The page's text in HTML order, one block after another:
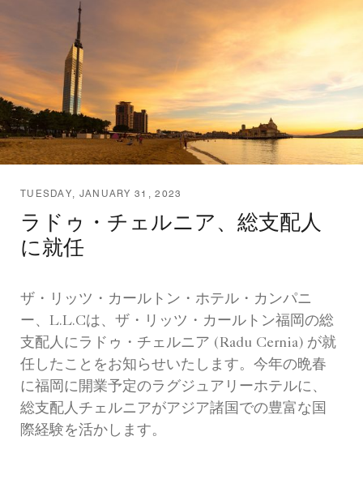
TUESDAY, JANUARY 31, 2023
ラドゥ・チェルニア、総支配人
に就任
ザ・リッツ・カールトン・ホテル・カンパニ
ー、L.L.Cは、ザ・リッツ・カールトン福岡の総
支配人にラドゥ・チェルニア (Radu Cernia) が就
任したことをお知らせいたします。今年の晩春
に福岡に開業予定のラグジュアリーホテルに、
総支配人チェルニアがアジア諸国での豊富な国
際経験を活かします。